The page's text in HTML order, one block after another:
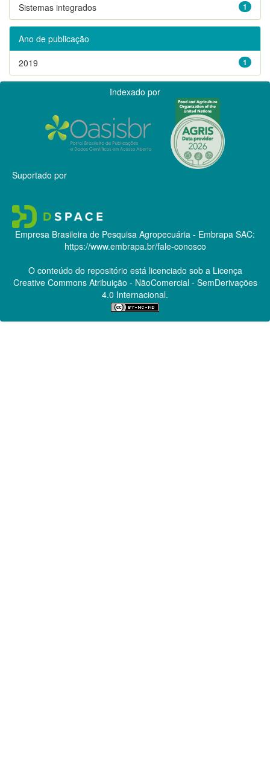
1
Sistemas integrados
Ano de publicação
1
2019
Indexado por
Suportado por
Empresa Brasileira de Pesquisa Agropecuária - Embrapa SAC:
https://www.embrapa.br/fale-conosco
O conteúdo do repositório está licenciado sob a Licença
Creative CommonsAtribuição - NãoComercial - SemDerivações
4.0 Internacional.